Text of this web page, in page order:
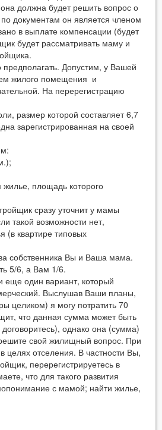
должна будет решить вопрос о
документам он является членом
в выплате компенсации (будет
будет рассматривать маму и
Допустим, у Вашей
жилого помещения и
На перерегистрацию
размер которой составляет 6,7
зарегистрированная на своей
площадь которого
сразу уточнит у мамы
такой возможности нет,
(в квартире типовых
собственника Вы и Ваша мама.
5/6, а Вам 1/6.
один вариант, который
Выслушав Ваши планы,
целиком) я могу потратить 70
что данная сумма может быть
однако она (сумма)
свой жилищный вопрос. При
целях отселения. В частности Вы,
перерегистрируетесь в
что для такого развития
с мамой; найти жилье,